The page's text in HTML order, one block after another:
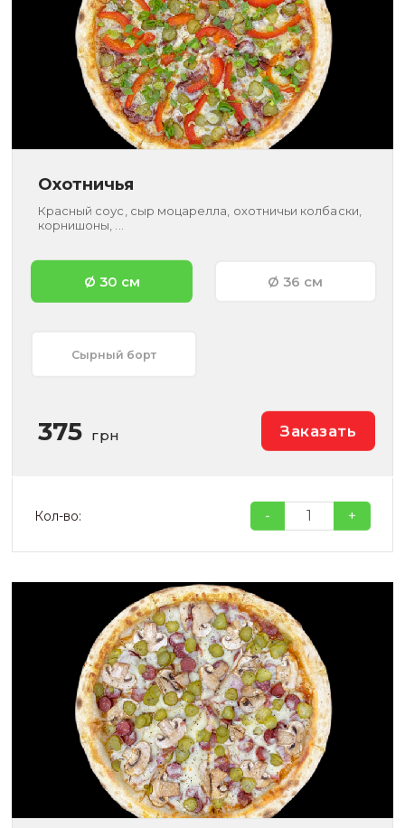
Охотничья
Красный соус, сыр моцарелла, охотничьи колбаски,
корнишоны, ...
Ø 30 см Ø 36 см
Сырный борт
375 грн Заказать
Кол-во: - +